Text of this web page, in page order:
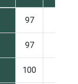
97
97
100